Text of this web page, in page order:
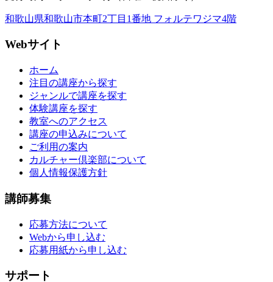
和歌山県和歌山市本町2丁目1番地 フォルテワジマ4階
Webサイト
ホーム
注目の講座から探す
ジャンルで講座を探す
体験講座を探す
教室へのアクセス
講座の申込みについて
ご利用の案内
カルチャー倶楽部について
個人情報保護方針
講師募集
応募方法について
Webから申し込む
応募用紙から申し込む
サポート